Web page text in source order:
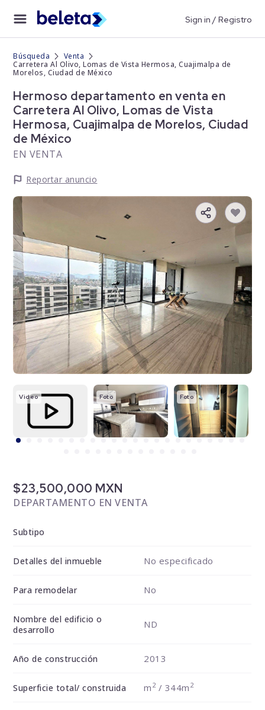
Sign in / Registro
Búsqueda
Venta
Carretera Al Olivo, Lomas de Vista Hermosa, Cuajimalpa de
Morelos, Ciudad de México
Hermoso departamento en venta en
Carretera Al Olivo, Lomas de Vista
Hermosa, Cuajimalpa de Morelos, Ciudad
de México
EN VENTA
Reportar anuncio
Video Foto Foto
$23,500,000 MXN
DEPARTAMENTO EN VENTA
Subtipo
Detalles del inmueble No especificado
Para remodelar No
Nombre del edificio o
desarrollo
ND
Año de construcción 2013
Superficie total/ construida m 2/ 344m 2